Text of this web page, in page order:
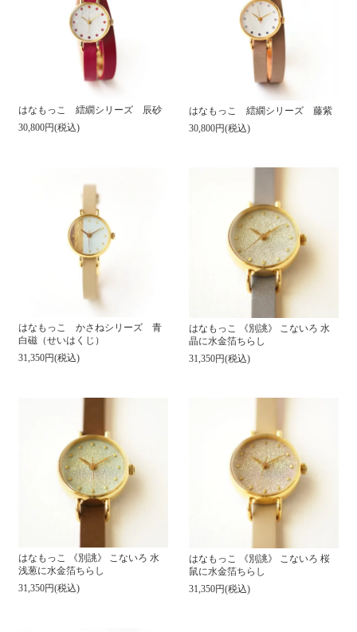
はなもっこ 繧繝シリーズ 辰砂
30,800円(税込)
はなもっこ 繧繝シリーズ 藤紫
30,800円(税込)
はなもっこ かさねシリーズ 青
白磁（せいはくじ）
31,350円(税込)
はなもっこ 《別誂》 こないろ 水
晶に水金箔ちらし
31,350円(税込)
はなもっこ 《別誂》 こないろ 水
浅葱に水金箔ちらし
31,350円(税込)
はなもっこ 《別誂》 こないろ 桜
鼠に水金箔ちらし
31,350円(税込)